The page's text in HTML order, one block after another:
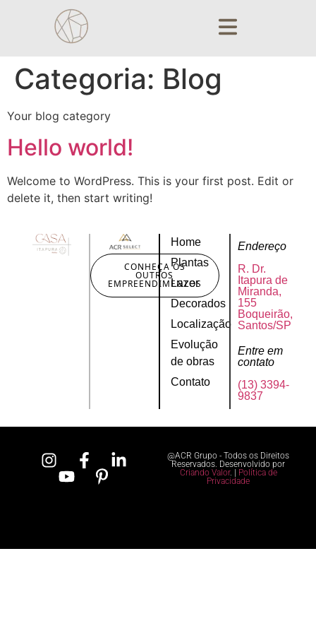
Categoria: Blog
Your blog category
Hello world!
Welcome to WordPress. This is your first post. Edit or
delete it, then start writing!
CONHEÇA OS
OUTROS
EMPREENDIMENTOS
Home
Plantas
Lazer
Decorados
Localização
Evolução
de obras
Contato
Endereço
R. Dr.
Itapura de
Miranda,
155
Boqueirão,
Santos/SP
Entre em
contato
(13) 3394-
9837
@ACR Grupo - Todos os Direitos
Reservados. Desenvolvido por
Criando Valor. |
Política de
Privacidade